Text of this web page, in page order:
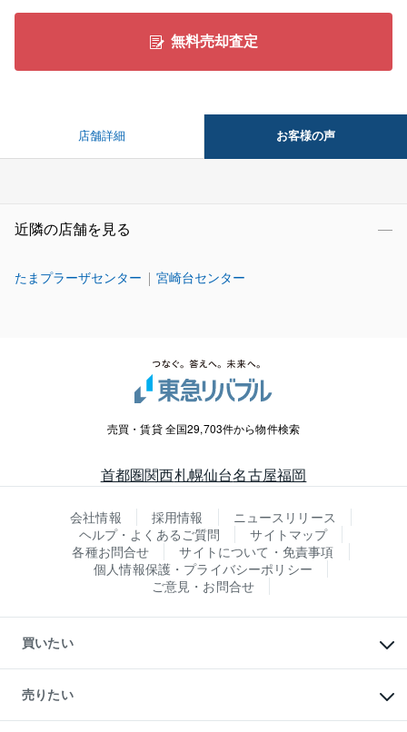
無料売却査定
店舗詳細 お客様の声
近隣の店舗を見る
たまプラーザセンター 宮崎台センター
売買・賃貸 全国29,703件から物件検索
首都圏関西札幌仙台名古屋福岡
会社情報 採用情報
ニュースリリース
ヘルプ・よくあるご質問
サイトマップ
各種お問合せ
サイトについて・免責事項
個人情報保護・プライバシーポリシー
ご意見・お問合せ
買いたい
新築・分譲マンションの購入
中古マンションの購入
一戸建ての購入
売りたい